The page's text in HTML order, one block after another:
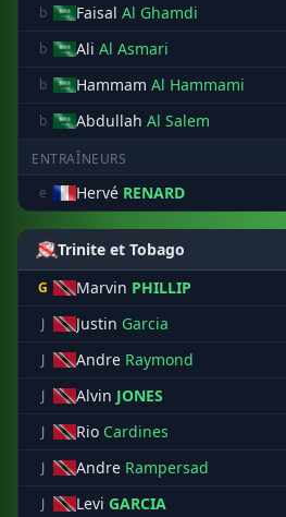
b Faisal Al Ghamdi
b Ali Al Asmari
b Hammam Al Hammami
b Abdullah Al Salem
ENTRAÎNEURS
e
Hervé RENARD
Trinite et Tobago
G Marvin PHILLIP
J Justin Garcia
J Andre Raymond
J Alvin JONES
J Rio Cardines
J Andre Rampersad
J Levi GARCIA